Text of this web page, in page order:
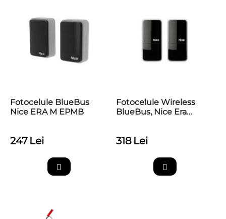
Fotocelule BlueBus
Nice ERA M EPMB
247 Lei
Fotocelule Wireless
BlueBus, Nice Era
318 Lei